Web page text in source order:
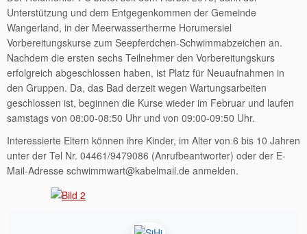
Unterstützung und dem Entgegenkommen der Gemeinde
Wangerland, in der Meerwassertherme Horumersiel
Vorbereitungskurse zum Seepferdchen-Schwimmabzeichen an.
Nachdem die ersten sechs Teilnehmer den Vorbereitungskurs
erfolgreich abgeschlossen haben, ist Platz für Neuaufnahmen in
den Gruppen. Da, das Bad derzeit wegen Wartungsarbeiten
geschlossen ist, beginnen die Kurse wieder im Februar und laufen
samstags von 08:00-08:50 Uhr und von 09:00-09:50 Uhr.
Interessierte Eltern können ihre Kinder, im Alter von 6 bis 10 Jahren
unter der Tel Nr. 04461/9479086 (Anrufbeantworter) oder der E-
Mail-Adresse schwimmwart@kabelmail.de anmelden.